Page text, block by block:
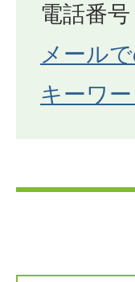
電話番号
メール
キーワ